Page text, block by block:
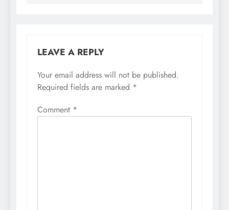
LEAVE A REPLY
Your email address will not be published.
Required fields are marked *
Comment *